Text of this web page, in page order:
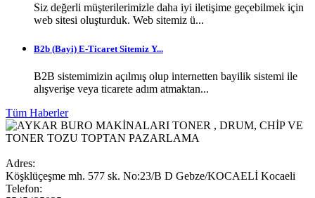
Siz değerli müşterilerimizle daha iyi iletişime geçebilmek için
web sitesi oluşturduk. Web sitemiz ü...
B2b (Bayi) E-Ticaret Sitemiz Y...
B2B sistemimizin açılmış olup internetten bayilik sistemi ile
alışverişe veya ticarete adım atmaktan...
Tüm Haberler
Adres:
Köşklüçeşme mh. 577 sk. No:23/B D Gebze/KOCAELİ Kocaeli
Telefon: